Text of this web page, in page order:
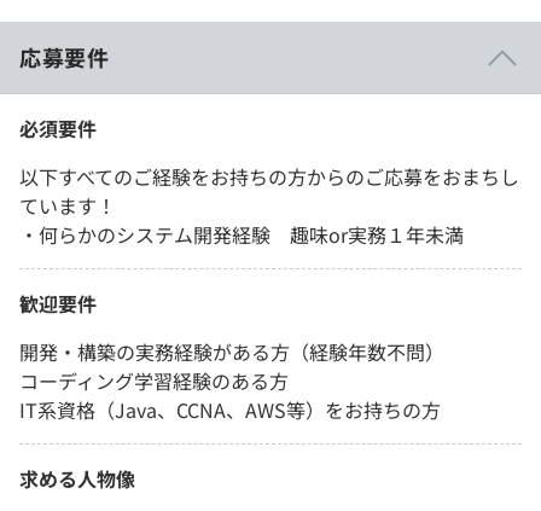
応募要件
必須要件
以下すべてのご経験をお持ちの方からのご応募をおまちし
ています！
・何らかのシステム開発経験 趣味or実務１年未満
歓迎要件
開発・構築の実務経験がある方（経験年数不問）
コーディング学習経験のある方
IT系資格（Java、CCNA、AWS等）をお持ちの方
求める人物像